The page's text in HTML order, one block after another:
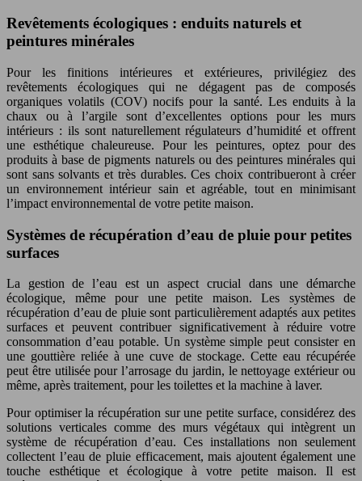
Revêtements écologiques : enduits naturels et
peintures minérales
Pour les finitions intérieures et extérieures, privilégiez des
revêtements écologiques qui ne dégagent pas de composés
organiques volatils (COV) nocifs pour la santé. Les enduits à la
chaux ou à l’argile sont d’excellentes options pour les murs
intérieurs : ils sont naturellement régulateurs d’humidité et offrent
une esthétique chaleureuse. Pour les peintures, optez pour des
produits à base de pigments naturels ou des peintures minérales qui
sont sans solvants et très durables. Ces choix contribueront à créer
un environnement intérieur sain et agréable, tout en minimisant
l’impact environnemental de votre petite maison.
Systèmes de récupération d’eau de pluie pour petites
surfaces
La gestion de l’eau est un aspect crucial dans une démarche
écologique, même pour une petite maison. Les systèmes de
récupération d’eau de pluie sont particulièrement adaptés aux petites
surfaces et peuvent contribuer significativement à réduire votre
consommation d’eau potable. Un système simple peut consister en
une gouttière reliée à une cuve de stockage. Cette eau récupérée
peut être utilisée pour l’arrosage du jardin, le nettoyage extérieur ou
même, après traitement, pour les toilettes et la machine à laver.
Pour optimiser la récupération sur une petite surface, considérez des
solutions verticales comme des murs végétaux qui intègrent un
système de récupération d’eau. Ces installations non seulement
collectent l’eau de pluie efficacement, mais ajoutent également une
touche esthétique et écologique à votre petite maison. Il est